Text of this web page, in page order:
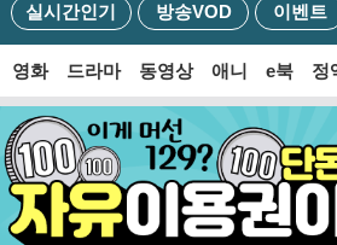
실시간인기 방송VOD 이벤트
영화 드라마 동영상 애니 e북 정